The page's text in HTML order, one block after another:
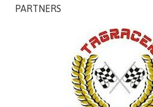
PARTNERS